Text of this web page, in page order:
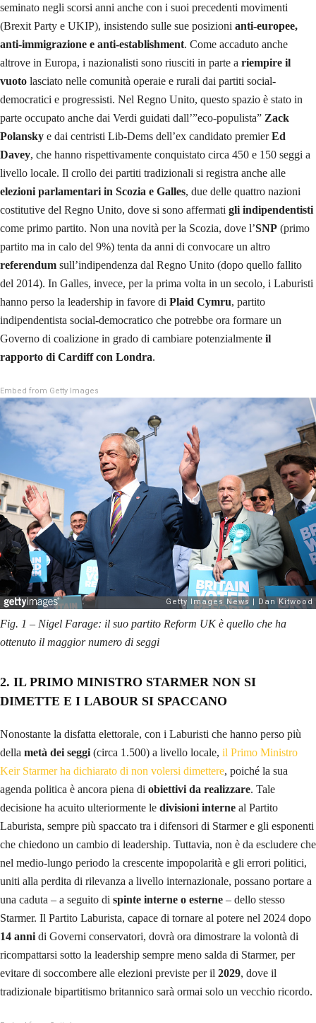
seminato negli scorsi anni anche con i suoi precedenti movimenti
(Brexit Party e UKIP), insistendo sulle sue posizioni anti-europee,
anti-immigrazione e anti-establishment. Come accaduto anche
altrove in Europa, i nazionalisti sono riusciti in parte a riempire il
vuoto lasciato nelle comunità operaie e rurali dai partiti social-
democratici e progressisti. Nel Regno Unito, questo spazio è stato in
parte occupato anche dai Verdi guidati dall’”eco-populista” Zack
Polansky e dai centristi Lib-Dems dell’ex candidato premierEd
Davey, che hanno rispettivamente conquistato circa 450 e 150 seggi a
livello locale. Il crollo dei partiti tradizionali si registra anche alle
elezioni parlamentari in Scozia e Galles, due delle quattro nazioni
costitutive del Regno Unito, dove si sono affermati gli indipendentisti
come primo partito. Non una novità per la Scozia, dove l’SNP (primo
partito ma in calo del 9%) tenta da anni di convocare un altro
referendum sull’indipendenza dal Regno Unito (dopo quello fallito
del 2014). In Galles, invece, per la prima volta in un secolo, i Laburisti
hanno perso la leadership in favore di Plaid Cymru, partito
indipendentista social-democratico che potrebbe ora formare un
Governo di coalizione in grado di cambiare potenzialmente il
rapporto di Cardiff con Londra.
Embed from Getty Images
Fig. 1 – Nigel Farage: il suo partito Reform UK è quello che ha
ottenuto il maggior numero di seggi
2. IL PRIMO MINISTRO STARMER NON SI
DIMETTE E I LABOUR SI SPACCANO
Nonostante la disfatta elettorale, con i Laburisti che hanno perso più
della metà dei seggi (circa 1.500) a livello locale, il Primo Ministro
Keir Starmer ha dichiarato di non volersi dimettere, poiché la sua
agenda politica è ancora piena di obiettivi da realizzare. Tale
decisione ha acuito ulteriormente le divisioni interne al Partito
Laburista, sempre più spaccato tra i difensori di Starmer e gli esponenti
che chiedono un cambio di leadership. Tuttavia, non è da escludere che
nel medio-lungo periodo la crescente impopolarità e gli errori politici,
uniti alla perdita di rilevanza a livello internazionale, possano portare a
una caduta – a seguito di spinte interne o esterne – dello stesso
Starmer. Il Partito Laburista, capace di tornare al potere nel 2024 dopo
14 anni di Governi conservatori, dovrà ora dimostrare la volontà di
ricompattarsi sotto la leadership sempre meno salda di Starmer, per
evitare di soccombere alle elezioni previste per il 2029, dove il
tradizionale bipartitismo britannico sarà ormai solo un vecchio ricordo.